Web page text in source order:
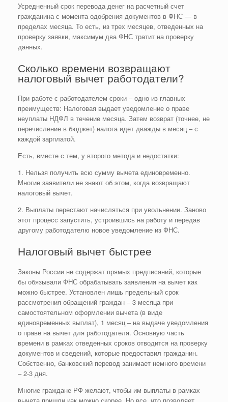
Усредненный срок перевода денег на расчетный счет
гражданина с момента одобрения документов в ФНС — в
пределах месяца. То есть, из трех месяцев, отведенных на
проверку заявки, максимум два ФНС тратит на проверку
данных.
Сколько времени возвращают
налоговый вычет работодатели?
При работе с работодателем сроки – одно из главных
преимуществ: Налоговая выдает уведомление о праве
неуплаты НДФЛ в течение месяца. Затем возврат (точнее, не
перечисление в бюджет) налога идет дважды в месяц – с
каждой зарплатой.
Есть, вместе с тем, у второго метода и недостатки:
1. Нельзя получить всю сумму вычета единовременно.
Многие заявители не знают об этом, когда возвращают
налоговый вычет.
2. Выплаты перестают начисляться при увольнении. Заново
этот процесс запустить, устроившись на работу и передав
другому работодателю новое уведомление из ФНС.
Налоговый вычет быстрее
Законы России не содержат прямых предписаний, которые
бы обязывали ФНС обрабатывать заявления на вычет как
можно быстрее. Установлен лишь предельный срок
рассмотрения обращений граждан – 3 месяца при
самостоятельном оформлении вычета (в виде
единовременных выплат), 1 месяц – на выдаче уведомления
о праве на вычет для работодателя. Основную часть
времени в рамках отведенных сроков отводится на проверку
документов и сведений, которые предоставил гражданин.
Собственно, банковский перевод занимает немного времени
– 2-3 дня.
Многие граждане РФ желают, чтобы им выплаты в рамках